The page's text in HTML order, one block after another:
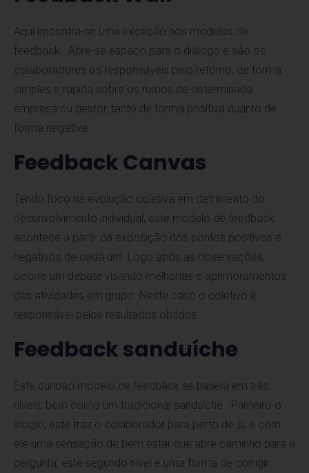
Aqui encontra-se uma exceção nos modelos de
feedback. Abre-se espaço para o diálogo e são os
colaboradores os responsáveis pelo retorno, de forma
simples e rápida sobre os rumos de determinada
empresa ou gestor, tanto de forma positiva quanto de
forma negativa.
Feedback Canvas
Tendo foco na evolução coletiva em detrimento do
desenvolvimento individual, este modelo de feedback
acontece a partir da exposição dos pontos positivos e
negativos de cada um. Logo após as observações,
ocorre um debate visando melhorias e aprimoramentos
das atividades em grupo. Neste caso o coletivo é
responsável pelos resultados obtidos.
Feedback sanduíche
Este curioso modelo de feedback se baseia em três
níveis, bem como um tradicional sanduíche. Primeiro o
elogio, este traz o colaborador para perto de si, e com
ele uma sensação de bem estar que abre caminho para a
pergunta, este segundo nível é uma forma de corrigir